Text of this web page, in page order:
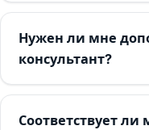
Нужен ли мне
консультант?
Соответствует ли